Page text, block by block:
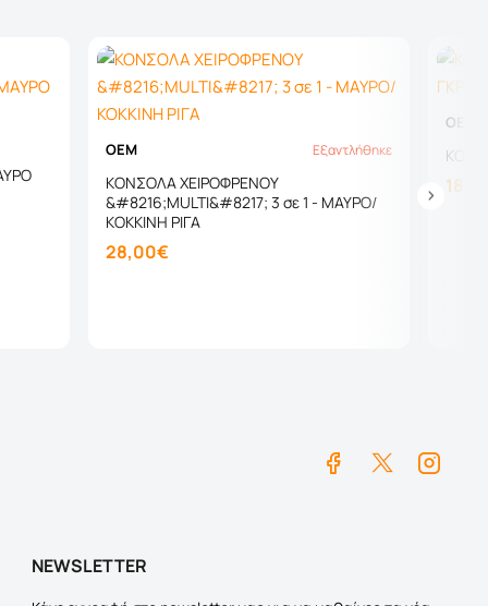
Εξαντλήθηκε
OEM Εξαντλήθηκε
ΚΟΝΣΟΛΑ ΧΕΙΡΟΦΡΕΝΟΥ
&#8216;MULTI&#8217; 3 σε 1 - ΜΑΥΡΟ/
ΚΟΚΚΙΝΗ ΡΙΓΑ
28,00€
OEM
NEWSLETTER